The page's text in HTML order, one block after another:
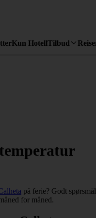
Kun HotellTilbud
på ferie? Godt
for måned.